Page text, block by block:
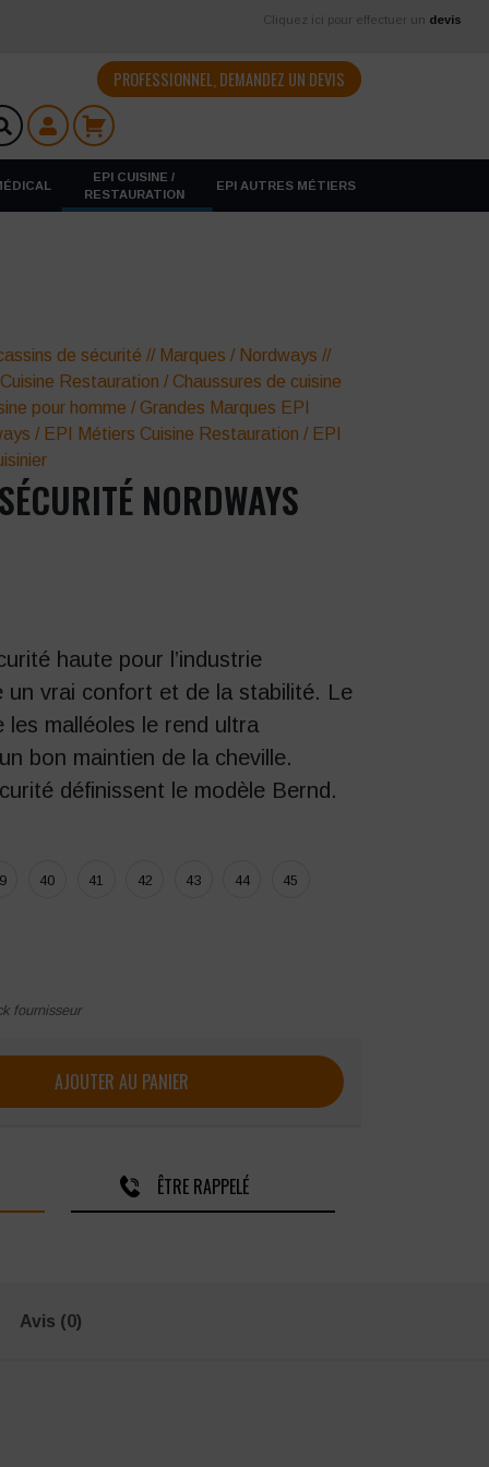
Cliquez ici pour effectuer un devis
PROFESSIONNEL, DEMANDEZ UN DEVIS
EPI CUISINE /
RESTAURATION
EPI AUTRES MÉTIERS
de sécurité // Marques / Nordways //
Restauration / Chaussures de cuisine
pour homme / Grandes Marques EPI
/ EPI Métiers Cuisine Restauration / EPI
NORDWAYS
haute pour l’industrie
un vrai confort et de la stabilité. Le
les malléoles le rend ultra
bon maintien de la cheville.
définissent le modèle Bernd.
40 41 42 43 44 45
fournisseur
Nordways Bernd S2 SRC
AJOUTER AU PANIER
ÊTRE RAPPELÉ
Avis (0)